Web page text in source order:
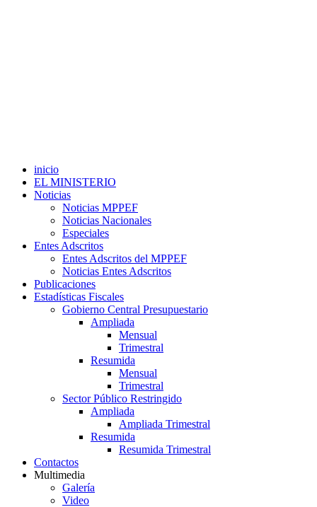
inicio
EL MINISTERIO
Noticias
Noticias MPPEF
Noticias Nacionales
Especiales
Entes Adscritos
Entes Adscritos del MPPEF
Noticias Entes Adscritos
Publicaciones
Estadísticas Fiscales
Gobierno Central Presupuestario
Ampliada
Mensual
Trimestral
Resumida
Mensual
Trimestral
Sector Público Restringido
Ampliada
Ampliada Trimestral
Resumida
Resumida Trimestral
Contactos
Multimedia
Galería
Video